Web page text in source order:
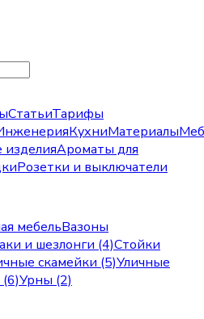
СтатьиТарифы
КухниМатериалы
Ароматы для
Розетки и выключатели
мебельВазоны
и шезлонги (4)Стойки
скамейки (5)Уличные
Урны (2)